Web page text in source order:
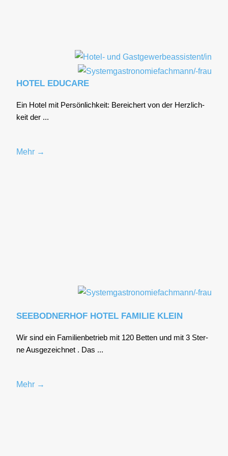
HOTEL EDUCARE
Ein Hotel mit Per­sön­lich­keit: Berei­chert von der Herz­lich­
keit der ...
Mehr →
SEEBODNERHOF HOTEL FAMILIE KLEIN
Wir sind ein Fami­li­en­be­trieb mit 120 Bet­ten und mit 3 Ster­
ne Aus­ge­zeich­net . Das ...
Mehr →